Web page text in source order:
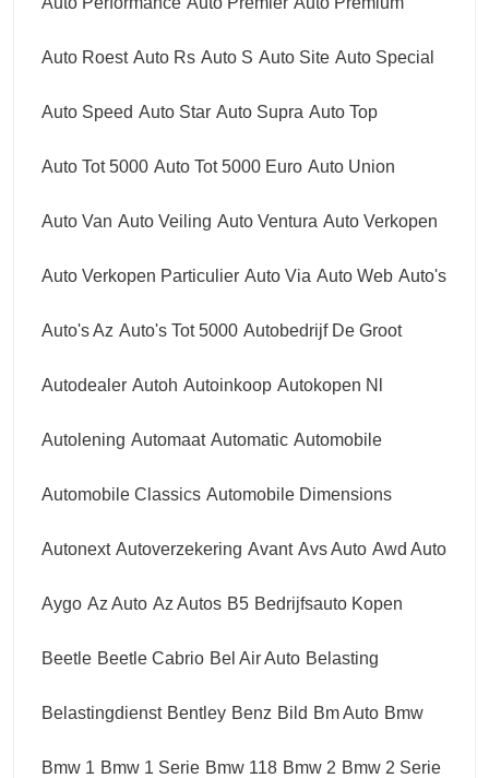
Auto Roest Auto Rs Auto S Auto Site Auto Special
Auto Speed Auto Star Auto Supra Auto Top
Auto Tot 5000 Auto Tot 5000 Euro Auto Union
Auto Van Auto Veiling Auto Ventura Auto Verkopen
Auto Verkopen Particulier Auto Via Auto Web Auto's
Auto's Az Auto's Tot 5000 Autobedrijf De Groot
Autodealer Autoh Autoinkoop Autokopen Nl
Autolening Automaat Automatic Automobile
Automobile Classics Automobile Dimensions
Autonext Autoverzekering Avant Avs Auto Awd Auto
Aygo Az Auto Az Autos B5 Bedrijfsauto Kopen
Beetle Beetle Cabrio Bel Air Auto Belasting
Belastingdienst Bentley Benz Bild Bm Auto Bmw
Bmw 1 Bmw 1 Serie Bmw 118 Bmw 2 Bmw 2 Serie